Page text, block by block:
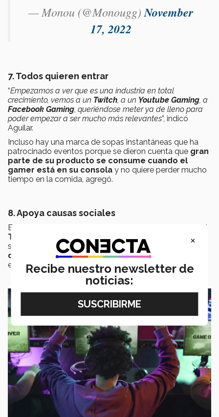
— Monou (@Monougg) November
17, 2022
7. Todos quieren entrar
“Empezamos a ver que es una industria en total
crecimiento, vemos a un Twitch, a un Youtube Gaming, a
Facebook Gaming, queriéndose meter ya de lleno para
poder empezar a ser mucho más relevantes”, indicó
Aguilar.
Incluso hay una marca de sopas instantáneas que ha
patrocinado eventos porque se dieron cuenta que gran
parte de su producto se consume cuando el
gamer está en su consola y no quiere perder mucho
tiempo en la comida, agregó.
8. Apoya causas sociales
En Chile, el Teletón creó un metaverso llamado
Ciudad
Teletón
, a través de la plataformaRoblox
, en el cual
se generaronmás de 22 mil horas de juego y más
de 167 mil donantesa esta causa social, especificó el
especialista.
×
Recibe nuestro newsletter de
noticias: